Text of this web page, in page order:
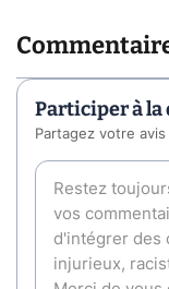
Participer à la
Partagez votre